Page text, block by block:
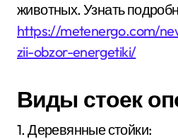
животных. Узнать
https://metenergo.com/
zii-obzor-energetiki/
Виды стоек
1. Деревянные стойки: